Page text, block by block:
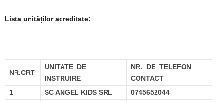
Lista unităților acreditate:
NR.CRT
UNITATE DE
INSTRUIRE
NR. DE TELEFON
CONTACT
1
SC ANGEL KIDS SRL
0745652044